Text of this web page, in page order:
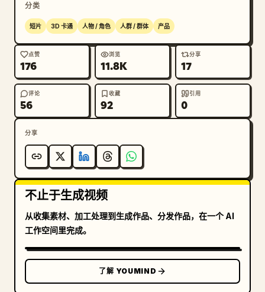
分类
短片 3D 卡通 人物 / 角色 人群 / 群体 产品
点赞
176
浏览
11.8K
分享
17
评论
56
收藏
92
引用
0
分享
不止于生成视频
从收集素材、加工处理到生成作品、分发作品，在一个 AI
工作空间里完成。
了解 YOUMIND